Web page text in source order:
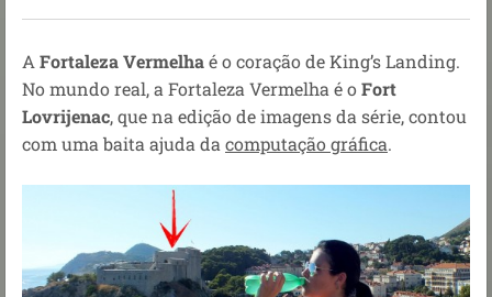
AFortaleza Vermelhaé o coração de King’s Landing.
No mundo real, a Fortaleza Vermelha é oFort
Lovrijenac, que na edição de imagens da série, contou
com uma baita ajuda dacomputação gráfica.